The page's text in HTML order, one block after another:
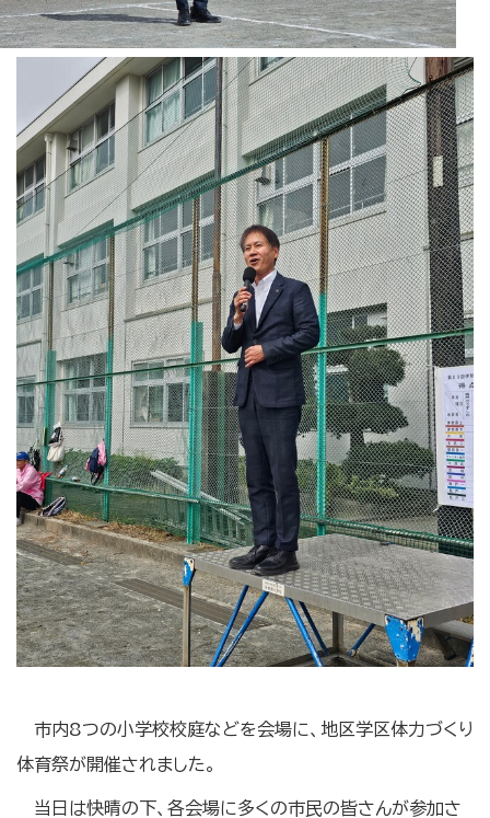
市内8つの小学校校庭などを会場に、地区学区体力づくり
体育祭が開催されました。
当日は快晴の下、各会場に多くの市民の皆さんが参加さ